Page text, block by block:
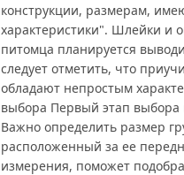
конструкции, размерам,
характеристики". Шлейки и
питомца планируется
следует отметить, что
обладают непростым
выбора Первый этап выбора
Важно определить размер
расположенный за ее
измерения, поможет